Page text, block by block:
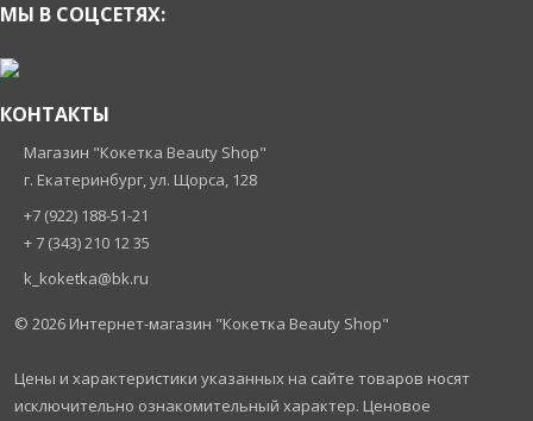
МЫ В СОЦСЕТЯХ:
КОНТАКТЫ
Магазин "Кокетка Beauty Shop"
г. Екатеринбург, ул. Щорса, 128
+7 (922) 188-51-21
+ 7 (343) 210 12 35
k_koketka@bk.ru
© 2026 Интернет-магазин "Кокетка Beauty Shop"
Цены и характеристики указанных на сайте товаров носят
исключительно ознакомительный характер. Ценовое